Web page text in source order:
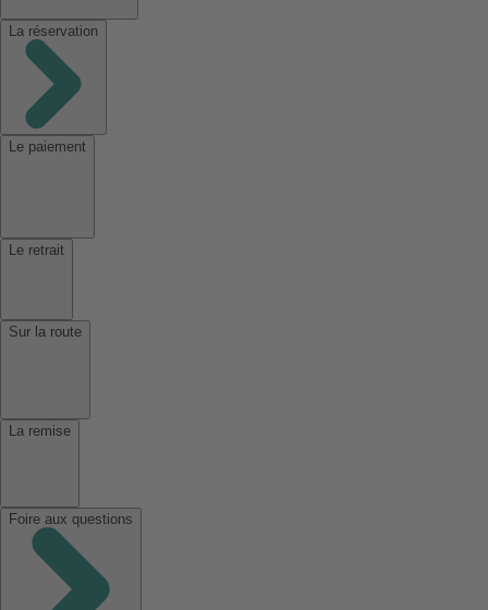
La réservation
Le paiement
Le retrait
Sur la route
La remise
Foire aux questions